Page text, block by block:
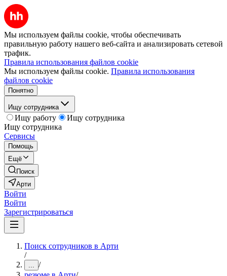
Мы используем файлы cookie, чтобы обеспечивать
правильную работу нашего веб-сайта и анализировать сетевой
трафик.
Правила использования файлов cookie
Мы используем файлы cookie. Правила использования
файлов cookie
Понятно
Ищу сотрудника
Ищу работу
Ищу сотрудника
Ищу сотрудника
Сервисы
Помощь
Ещё
Поиск
Арти
Войти
Войти
Зарегистрироваться
Поиск сотрудников в Арти
/
... /